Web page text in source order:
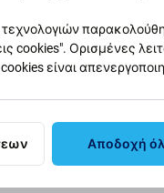
Αποστολές και
τεχνολογιών
cookies". Ορισμένες
είναι
Αποδοχή